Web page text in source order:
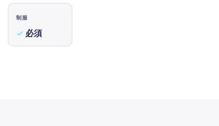
制服
必須